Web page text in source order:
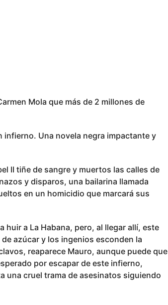
Mola que más de 2 millones de
Una novela negra impactante y
II tiñe de sangre y muertos las calles de
y disparos, una bailarina llamada
en un homicidio que marcará sus
huir a La Habana, pero, al llegar allí, este
azúcar y los ingenios esconden la
reaparece Mauro, aunque puede que
por escapar de este infierno,
una cruel trama de asesinatos siguiendo